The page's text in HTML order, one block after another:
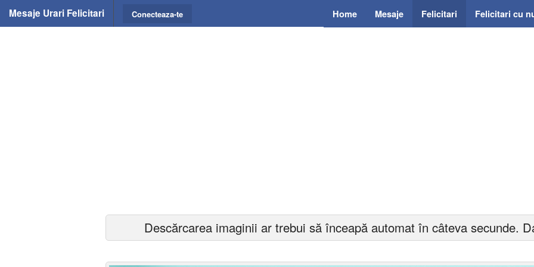
Mesaje Urari Felicitari Home Mesaje Felicitari Felicitari cu
Conecteaza-te
Descărcarea imaginii ar trebui să înceapă automat în câteva secunde.